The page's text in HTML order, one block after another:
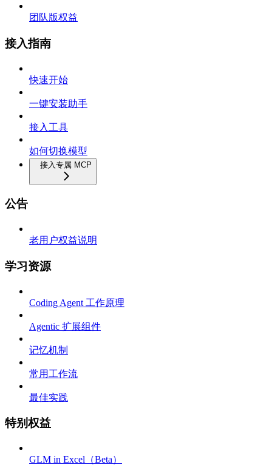
团队版权益
接入指南
快速开始
一键安装助手
接入工具
如何切换模型
接入专属 MCP
公告
老用户权益说明
学习资源
Coding Agent 工作原理
Agentic 扩展组件
记忆机制
常用工作流
最佳实践
特别权益
GLM in Excel（Beta）